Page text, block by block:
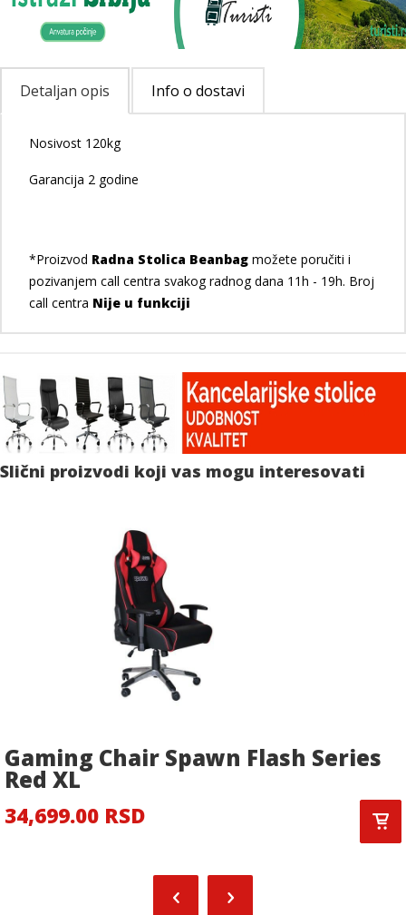
Detaljan opis Info o dostavi
Nosivost 120kg
Garancija 2 godine
*Proizvod Radna Stolica Beanbag možete poručiti i
pozivanjem call centra svakog radnog dana 11h - 19h. Broj
call centra Nije u funkciji
Slični proizvodi koji vas mogu interesovati
Gaming Chair Spawn Flash Series
Red XL
34,699.00 RSD